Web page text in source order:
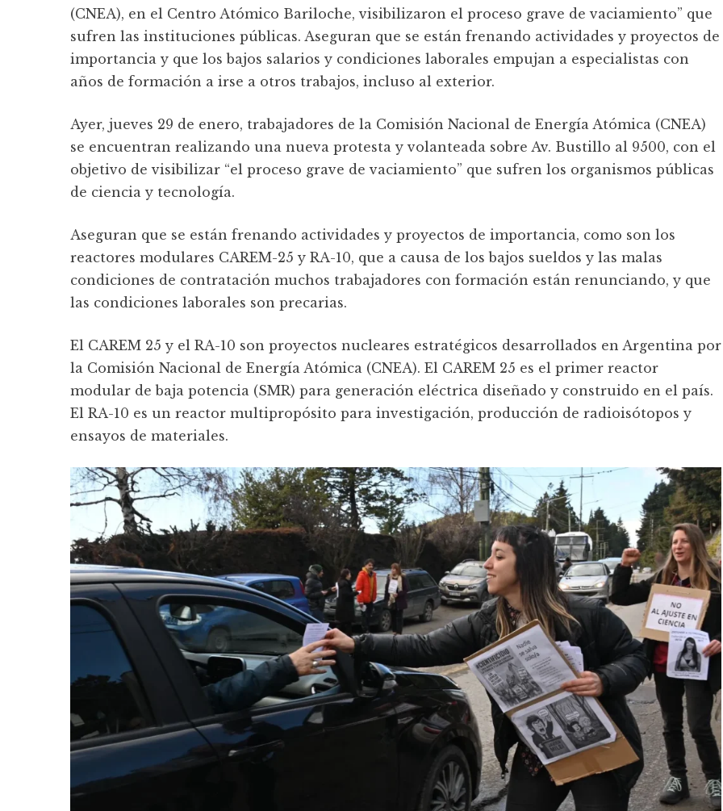
(CNEA), en el Centro Atómico Bariloche, visibilizaron el proceso grave de vaciamiento” que
sufren las instituciones públicas. Aseguran que se están frenando actividades y proyectos de
importancia y que los bajos salarios y condiciones laborales empujan a especialistas con
años de formación a irse a otros trabajos, incluso al exterior.
Ayer, jueves 29 de enero, trabajadores de la Comisión Nacional de Energía Atómica (CNEA)
se encuentran realizando una nueva protesta y volanteada sobre Av. Bustillo al 9500, con el
objetivo de visibilizar “el proceso grave de vaciamiento” que sufren los organismos públicas
de ciencia y tecnología.
Aseguran que se están frenando actividades y proyectos de importancia, como son los
reactores modulares CAREM-25 y RA-10, que a causa de los bajos sueldos y las malas
condiciones de contratación muchos trabajadores con formación están renunciando, y que
las condiciones laborales son precarias.
El CAREM 25 y el RA-10 son proyectos nucleares estratégicos desarrollados en Argentina por
la Comisión Nacional de Energía Atómica (CNEA). El CAREM 25 es el primer reactor
modular de baja potencia (SMR) para generación eléctrica diseñado y construido en el país.
El RA-10 es un reactor multipropósito para investigación, producción de radioisótopos y
ensayos de materiales.